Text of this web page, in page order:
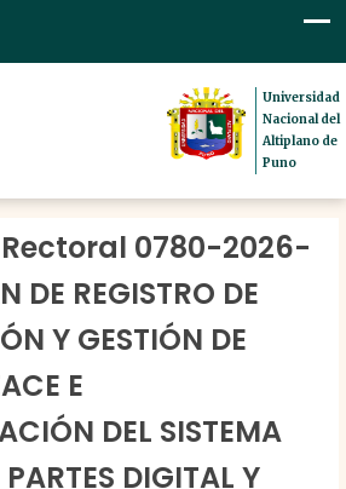
Universidad
Nacional del
Altiplano de
Puno
0780-2026-
DE REGISTRO DE
Y GESTIÓN DE
E
DEL SISTEMA
PARTES DIGITAL Y